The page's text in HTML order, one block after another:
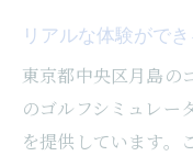
リアルな体験がで
東京都中央区月島の
のゴルフシミュレー
を提供しています。